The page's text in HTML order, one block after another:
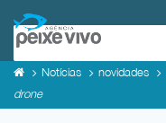
Notícias novidades
drone